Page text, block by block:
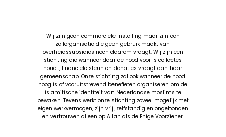
Wij zijn geen commerciële instelling maar zijn een
zelforganisatie die geen gebruik maakt van
overheidssubsidies noch daarom vraagt. Wij zijn een
stichting die wanneer daar de nood voor is collectes
houdt, financiële steun en donaties vraagt aan haar
gemeenschap. Onze stichting zal ook wanneer de nood
hoog is of vooruitstrevend benefieten organiseren om de
islamitische identiteit van Nederlandse moslims te
bewaken. Tevens werkt onze stichting zoveel mogelijk met
eigen werkvermogen, zijn vrij, zelfstandig en ongebonden
en vertrouwen alleen op Allah als de Enige Voorziener.